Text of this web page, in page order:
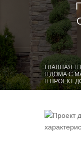
ГЛАВНАЯ
ДОМА С
ПРОЕКТ